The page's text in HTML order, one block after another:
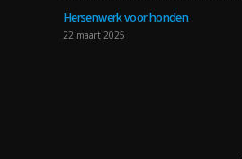
Hersenwerk voor honden
22 maart 2025